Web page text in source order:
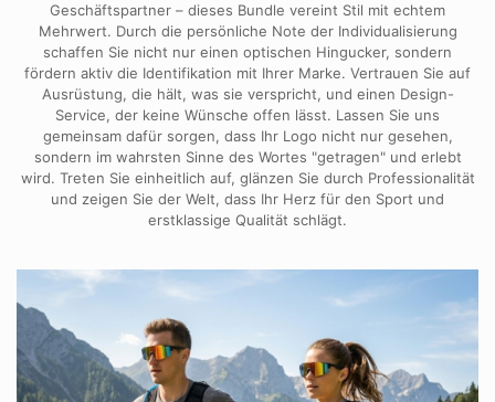
Geschäftspartner – dieses Bundle vereint Stil mit echtem
Mehrwert. Durch die persönliche Note der Individualisierung
schaffen Sie nicht nur einen optischen Hingucker, sondern
fördern aktiv die Identifikation mit Ihrer Marke. Vertrauen Sie auf
Ausrüstung, die hält, was sie verspricht, und einen Design-
Service, der keine Wünsche offen lässt. Lassen Sie uns
gemeinsam dafür sorgen, dass Ihr Logo nicht nur gesehen,
sondern im wahrsten Sinne des Wortes "getragen" und erlebt
wird. Treten Sie einheitlich auf, glänzen Sie durch Professionalität
und zeigen Sie der Welt, dass Ihr Herz für den Sport und
erstklassige Qualität schlägt.